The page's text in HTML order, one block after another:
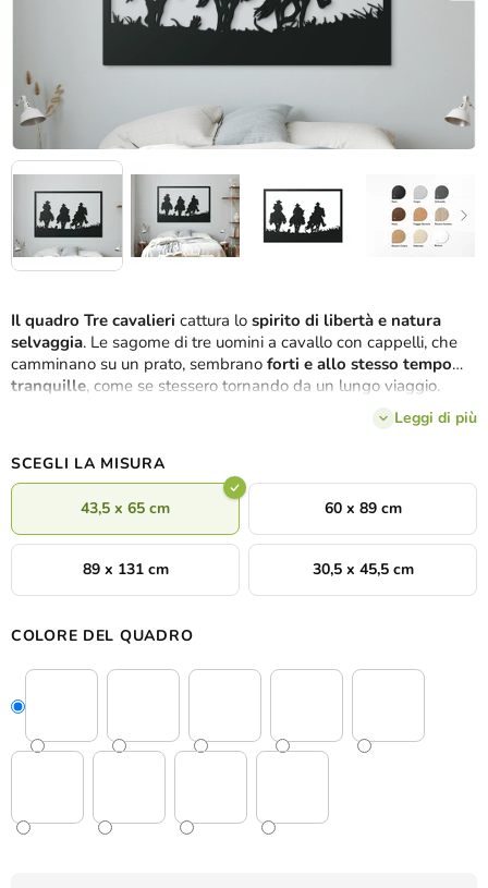
Il quadro Tre cavalieri cattura lo spirito di libertà e natura
selvaggia. Le sagome di tre uomini a cavallo con cappelli, che
camminano su un prato, sembrano forti e allo stesso tempo
tranquille, come se stessero tornando da un lungo viaggio.
L'intaglio preciso evidenzia i dettagli dei cavalli e delle figure,
effetto 3D pronunciato e un'impressione
abbinare l'immagine all'atmosfera dei propri interni.
Leggi di più
SCEGLI LA MISURA
43,5 x 65 cm 60 x 89 cm
89 x 131 cm 30,5 x 45,5 cm
COLORE DEL QUADRO